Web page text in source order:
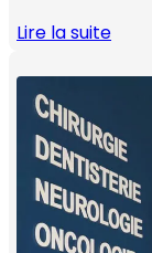
Lire la suite